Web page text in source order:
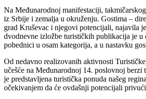
Na Međunarodnoj manifestaciji,
iz Srbije i zemalja u okruženju. Gostima –
grad Kruševac i njegovi potencijali, najavila
dvodnevne izložbe turističkih publikacija je u
pobednici u osam kategorija, a u nastavku
Od nedavno realizovanih aktivnosti
učešće na Međunarodnoj 14. poslovnoj
je predstavljena turistička ponuda našeg
očekivanjem da će ovdašnji potencijali